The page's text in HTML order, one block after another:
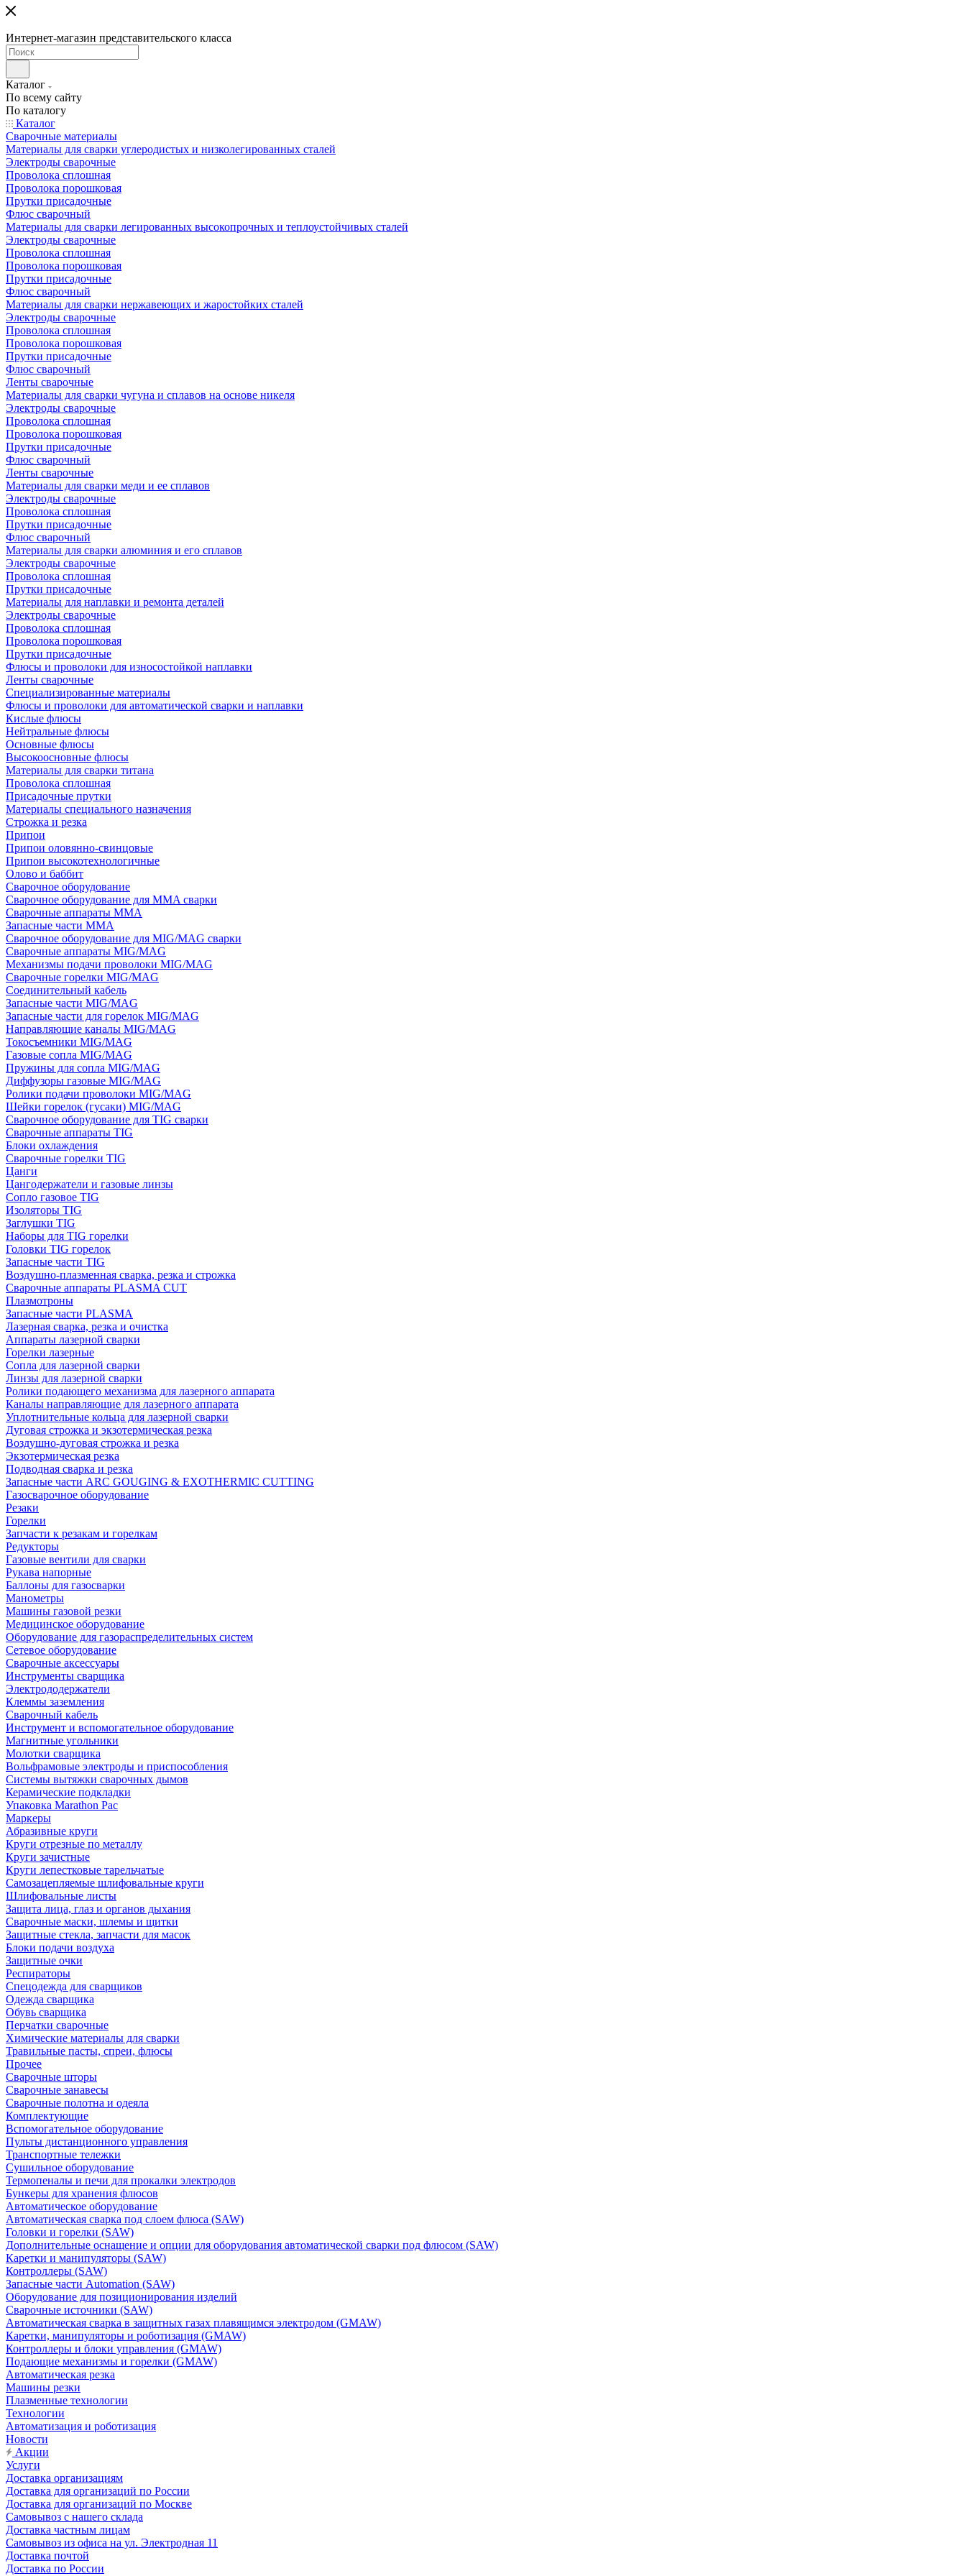
Интернет-магазин представительского класса
Каталог
По всему сайту
По каталогу
Каталог
Сварочные материалы
Материалы для сварки углеродистых и низколегированных сталей
Электроды сварочные
Проволока сплошная
Проволока порошковая
Прутки присадочные
Флюс сварочный
Материалы для сварки легированных высокопрочных и теплоустойчивых сталей
Электроды сварочные
Проволока сплошная
Проволока порошковая
Прутки присадочные
Флюс сварочный
Материалы для сварки нержавеющих и жаростойких сталей
Электроды сварочные
Проволока сплошная
Проволока порошковая
Прутки присадочные
Флюс сварочный
Ленты сварочные
Материалы для сварки чугуна и сплавов на основе никеля
Электроды сварочные
Проволока сплошная
Проволока порошковая
Прутки присадочные
Флюс сварочный
Ленты сварочные
Материалы для сварки меди и ее сплавов
Электроды сварочные
Проволока сплошная
Прутки присадочные
Флюс сварочный
Материалы для сварки алюминия и его сплавов
Электроды сварочные
Проволока сплошная
Прутки присадочные
Материалы для наплавки и ремонта деталей
Электроды сварочные
Проволока сплошная
Проволока порошковая
Прутки присадочные
Флюсы и проволоки для износостойкой наплавки
Ленты сварочные
Специализированные материалы
Флюсы и проволоки для автоматической сварки и наплавки
Кислые флюсы
Нейтральные флюсы
Основные флюсы
Высокоосновные флюсы
Материалы для сварки титана
Проволока сплошная
Присадочные прутки
Материалы специального назначения
Строжка и резка
Припои
Припои оловянно-свинцовые
Припои высокотехнологичные
Олово и баббит
Сварочное оборудование
Сварочное оборудование для MMA сварки
Сварочные аппараты MMA
Запасные части MMA
Сварочное оборудование для MIG/MAG сварки
Сварочные аппараты MIG/MAG
Механизмы подачи проволоки MIG/MAG
Сварочные горелки MIG/MAG
Соединительный кабель
Запасные части MIG/MAG
Запасные части для горелок MIG/MAG
Направляющие каналы MIG/MAG
Токосъемники MIG/MAG
Газовые сопла MIG/MAG
Пружины для сопла MIG/MAG
Диффузоры газовые MIG/MAG
Ролики подачи проволоки MIG/MAG
Шейки горелок (гусаки) MIG/MAG
Сварочное оборудование для TIG сварки
Сварочные аппараты TIG
Блоки охлаждения
Сварочные горелки TIG
Цанги
Цангодержатели и газовые линзы
Сопло газовое TIG
Изоляторы TIG
Заглушки TIG
Наборы для TIG горелки
Головки TIG горелок
Запасные части TIG
Воздушно-плазменная сварка, резка и строжка
Сварочные аппараты PLASMA CUT
Плазмотроны
Запасные части PLASMA
Лазерная сварка, резка и очистка
Аппараты лазерной сварки
Горелки лазерные
Сопла для лазерной сварки
Линзы для лазерной сварки
Ролики подающего механизма для лазерного аппарата
Каналы направляющие для лазерного аппарата
Уплотнительные кольца для лазерной сварки
Дуговая строжка и экзотермическая резка
Воздушно-дуговая строжка и резка
Экзотермическая резка
Подводная сварка и резка
Запасные части ARC GOUGING & EXOTHERMIC CUTTING
Газосварочное оборудование
Резаки
Горелки
Запчасти к резакам и горелкам
Редукторы
Газовые вентили для сварки
Рукава напорные
Баллоны для газосварки
Манометры
Машины газовой резки
Медицинское оборудование
Оборудование для газораспределительных систем
Сетевое оборудование
Сварочные аксессуары
Инструменты сварщика
Электрододержатели
Клеммы заземления
Сварочный кабель
Инструмент и вспомогательное оборудование
Магнитные угольники
Молотки сварщика
Вольфрамовые электроды и приспособления
Системы вытяжки сварочных дымов
Керамические подкладки
Упаковка Marathon Pac
Маркеры
Абразивные круги
Круги отрезные по металлу
Круги зачистные
Круги лепестковые тарельчатые
Самозацепляемые шлифовальные круги
Шлифовальные листы
Защита лица, глаз и органов дыхания
Сварочные маски, шлемы и щитки
Защитные стекла, запчасти для масок
Блоки подачи воздуха
Защитные очки
Респираторы
Спецодежда для сварщиков
Одежда сварщика
Обувь сварщика
Перчатки сварочные
Химические материалы для сварки
Травильные пасты, спреи, флюсы
Прочее
Сварочные шторы
Сварочные занавесы
Сварочные полотна и одеяла
Комплектующие
Вспомогательное оборудование
Пульты дистанционного управления
Транспортные тележки
Сушильное оборудование
Термопеналы и печи для прокалки электродов
Бункеры для хранения флюсов
Автоматическое оборудование
Автоматическая сварка под слоем флюса (SAW)
Головки и горелки (SAW)
Дополнительные оснащение и опции для оборудования автоматической сварки под флюсом (SAW)
Каретки и манипуляторы (SAW)
Контроллеры (SAW)
Запасные части Automation (SAW)
Оборудование для позиционирования изделий
Сварочные источники (SAW)
Автоматическая сварка в защитных газах плавящимся электродом (GMAW)
Каретки, манипуляторы и роботизация (GMAW)
Контроллеры и блоки управления (GMAW)
Подающие механизмы и горелки (GMAW)
Автоматическая резка
Машины резки
Плазменные технологии
Технологии
Автоматизация и роботизация
Новости
Акции
Услуги
Доставка организациям
Доставка для организаций по России
Доставка для организаций по Москве
Самовывоз с нашего склада
Доставка частным лицам
Самовывоз из офиса на ул. Электродная 11
Доставка почтой
Доставка по России